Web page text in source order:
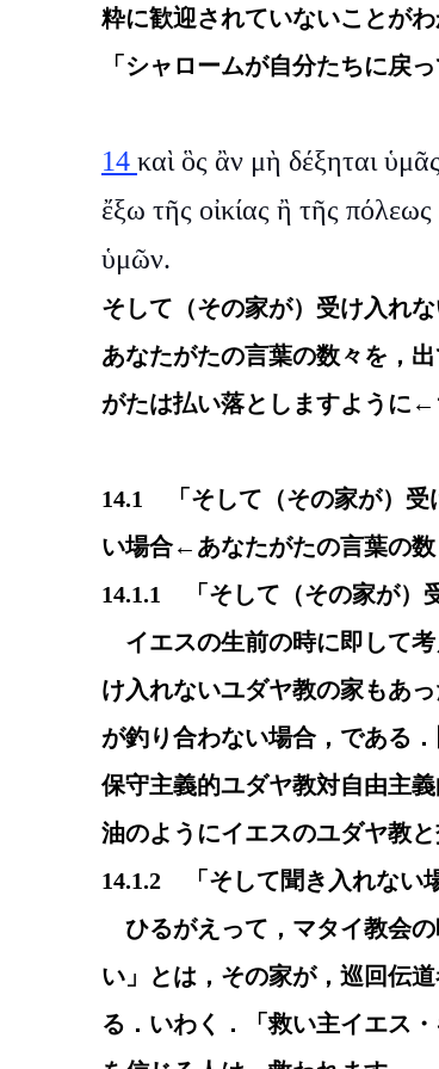
粋に歓迎されていないことが
「シャロームが自分たちに戻
14 καὶ ὃς ἂν μὴ δέξηται
ἔξω τῆς οἰκίας ἢ τῆς
ὑμῶν.
そして（その家が）受け入れ
あなたがたの言葉の数々を，
がたは払い落としますように
14.1　「そして（その家が）
い場合←あなたがたの言葉の数
14.1.1　「そして（その家が）
イエスの生前の時に即して
け入れないユダヤ教の家もあ
が釣り合わない場合，である
保守主義的ユダヤ教対自由主
油のようにイエスのユダヤ教
14.1.2　「そして聞き入れない
ひるがえって，マタイ教会
い」とは，その家が，巡回伝
る．いわく．「救い主イエス